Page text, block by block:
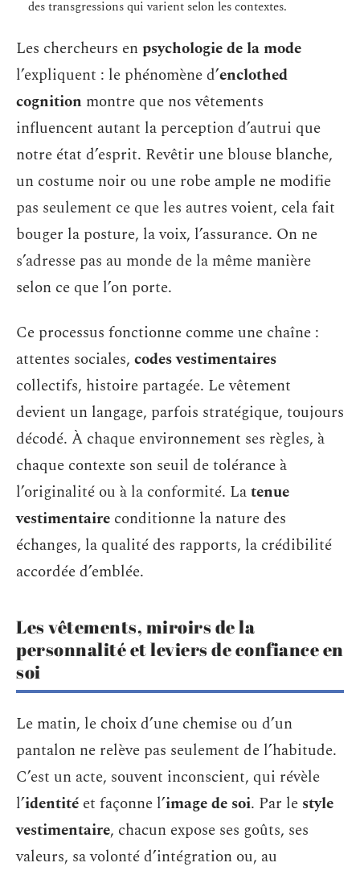
des transgressions qui varient selon les contextes.
Les chercheurs enpsychologie de la mode
l’expliquent : le phénomène d’enclothed
cognition montre que nos vêtements
influencent autant la perception d’autrui que
notre état d’esprit. Revêtir une blouse blanche,
un costume noir ou une robe ample ne modifie
pas seulement ce que les autres voient, cela fait
bouger la posture, la voix, l’assurance. On ne
s’adresse pas au monde de la même manière
selon ce que l’on porte.
Ce processus fonctionne comme une chaîne :
attentes sociales, codes vestimentaires
collectifs, histoire partagée. Le vêtement
devient un langage, parfois stratégique, toujours
décodé. À chaque environnement ses règles, à
chaque contexte son seuil de tolérance à
l’originalité ou à la conformité. Latenue
vestimentaire conditionne la nature des
échanges, la qualité des rapports, la crédibilité
accordée d’emblée.
Les vêtements, miroirs de la
personnalité et leviers de confiance en
soi
Le matin, le choix d’une chemise ou d’un
pantalon ne relève pas seulement de l’habitude.
C’est un acte, souvent inconscient, qui révèle
l’identité et façonne l’image de soi. Par le style
vestimentaire, chacun expose ses goûts, ses
valeurs, sa volonté d’intégration ou, au